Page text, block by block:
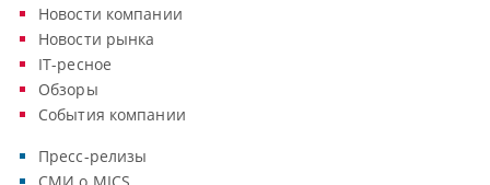
Новости компании
Новости рынка
IT-ресное
Обзоры
События компании
Пресс-релизы